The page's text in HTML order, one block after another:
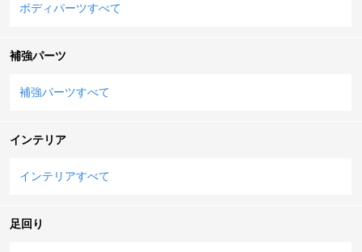
ボディパーツすべて
補強パーツ
補強パーツすべて
インテリア
インテリアすべて
足回り